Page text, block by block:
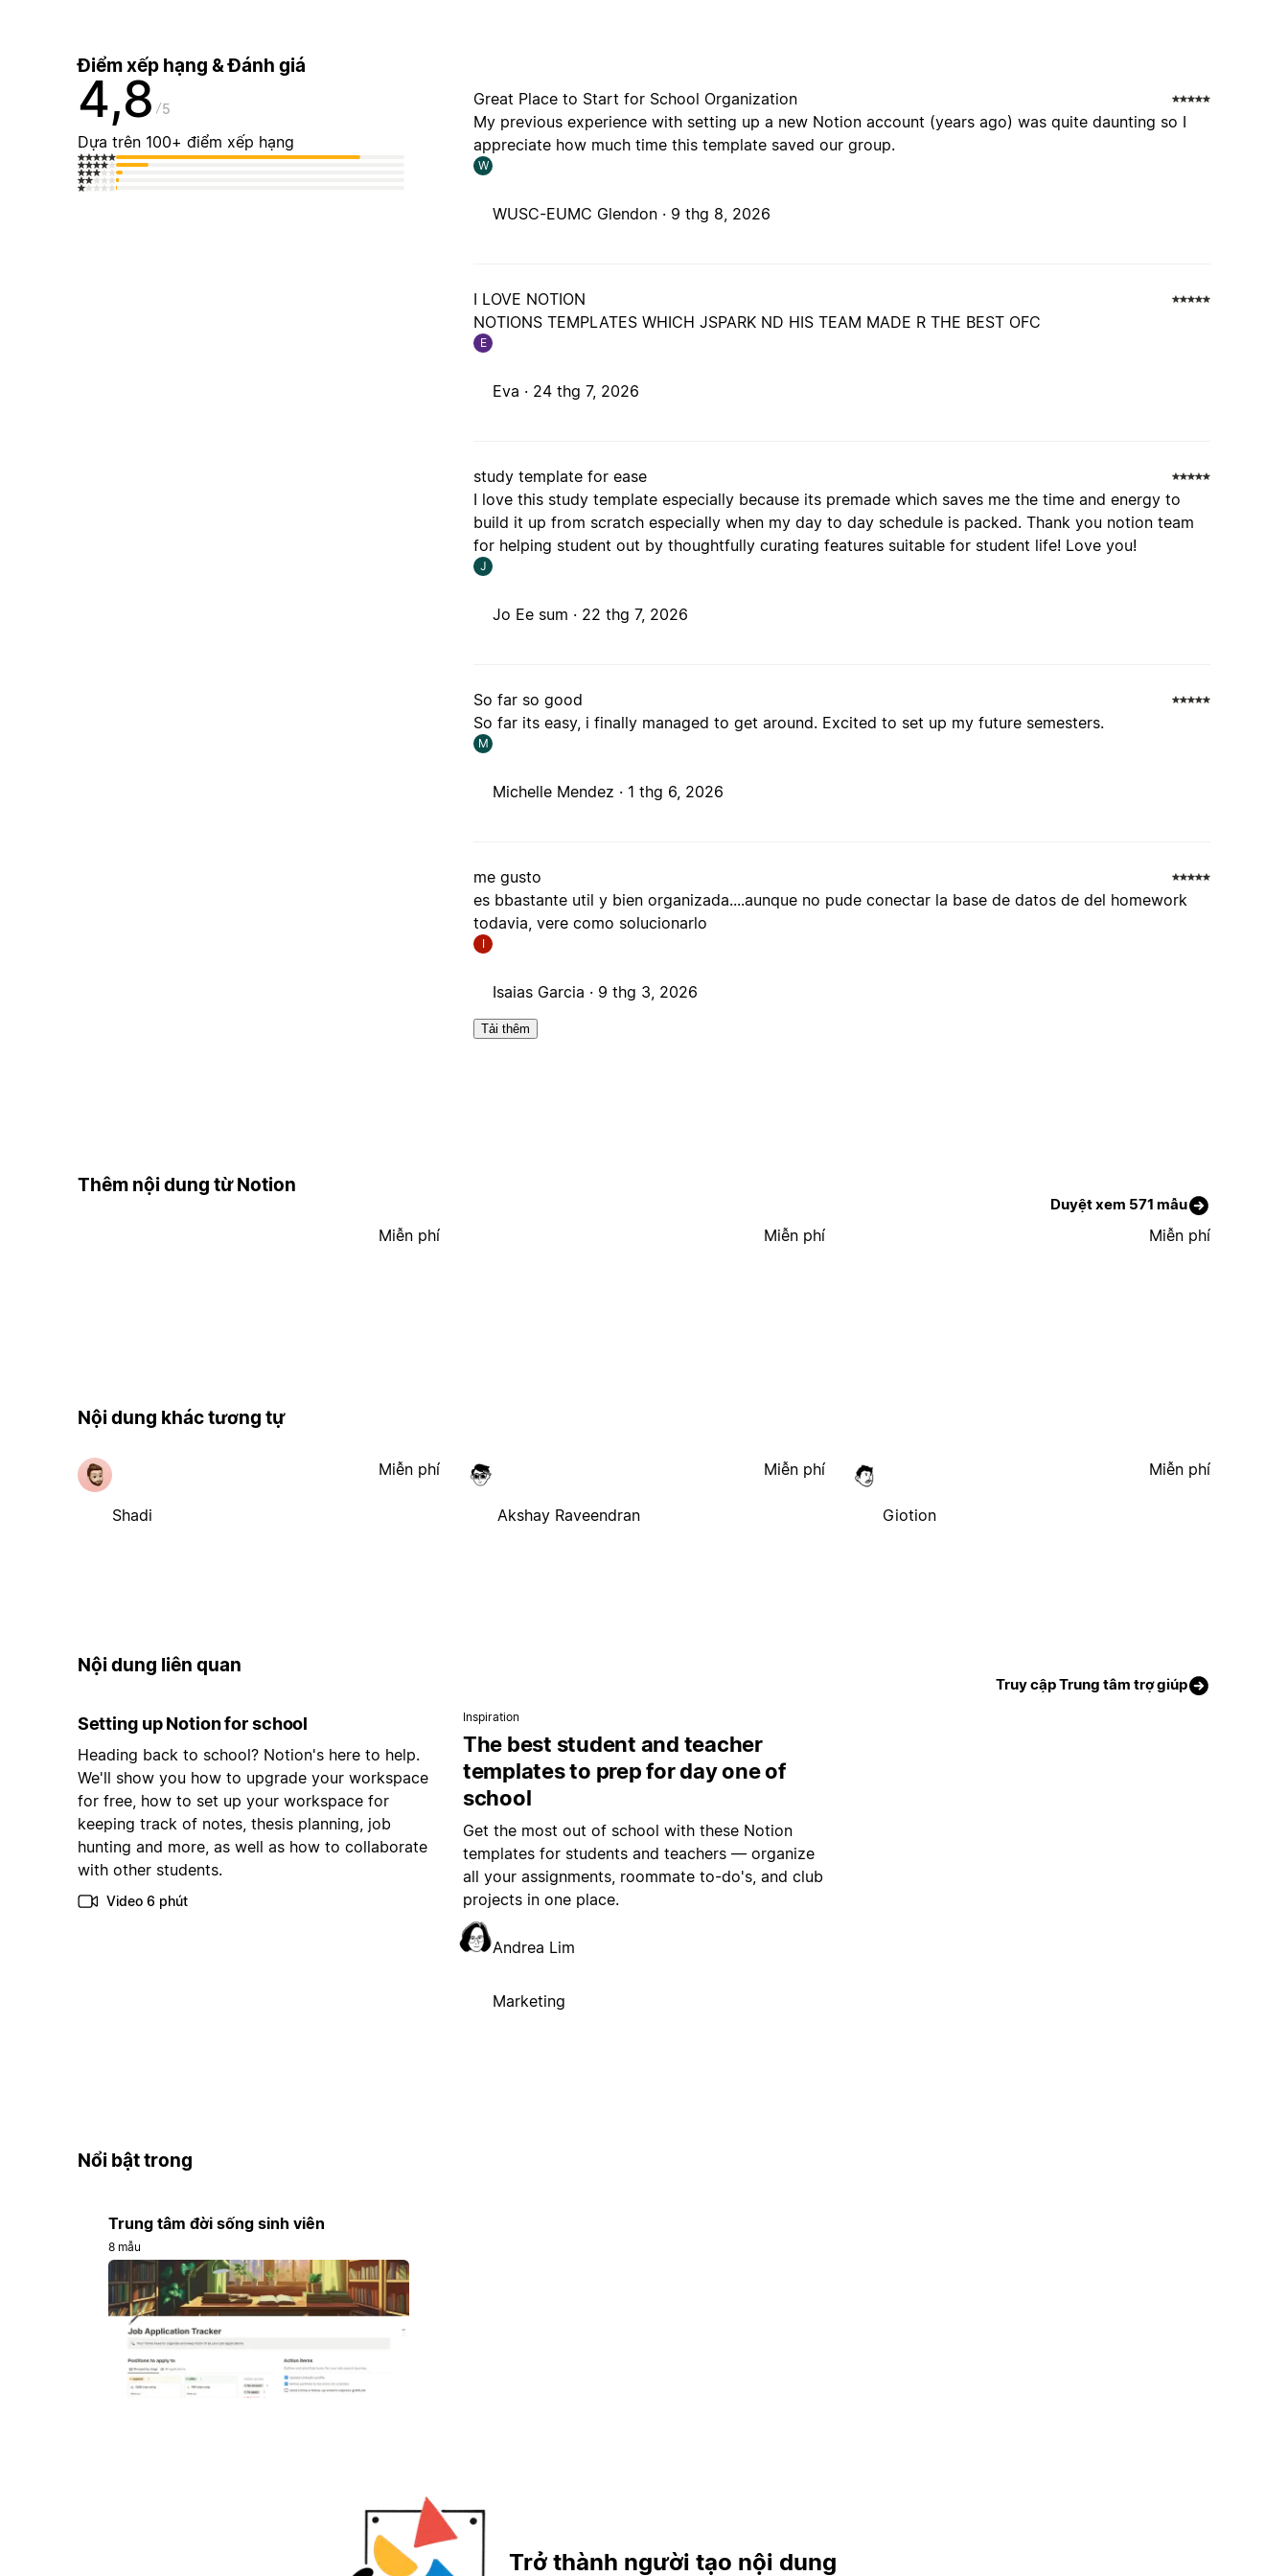
Điểm xếp hạng & Đánh giá
4,8 5
Dựa trên 100+ điểm xếp hạng
Great Place to Start for School Organization
My previous experience with setting up a new Notion account (years ago) was quite daunting so I
appreciate how much time this template saved our group.
W
WUSC-EUMC Glendon · 9 thg 8, 2026
I LOVE NOTION
NOTIONS TEMPLATES WHICH JSPARK ND HIS TEAM MADE R THE BEST OFC
E
Eva · 24 thg 7, 2026
study template for ease
I love this study template especially because its premade which saves me the time and energy to
build it up from scratch especially when my day to day schedule is packed. Thank you notion team
for helping student out by thoughtfully curating features suitable for student life! Love you!
J
Jo Ee sum · 22 thg 7, 2026
So far so good
So far its easy, i finally managed to get around. Excited to set up my future semesters.
M
Michelle Mendez · 1 thg 6, 2026
me gusto
es bbastante util y bien organizada....aunque no pude conectar la base de datos de del homework
todavia, vere como solucionarlo
I
Isaias Garcia · 9 thg 3, 2026
Tải thêm
Thêm nội dung từ Notion
Duyệt xem 571 mẫu
Miễn phí Miễn phí Miễn phí
Nội dung khác tương tự
Shadi
Miễn phí
Akshay Raveendran
Miễn phí
Giotion
Miễn phí
Nội dung liên quan
Truy cập Trung tâm trợ giúp
Setting up Notion for school
Heading back to school? Notion's here to help.
We'll show you how to upgrade your workspace
for free, how to set up your workspace for
keeping track of notes, thesis planning, job
hunting and more, as well as how to collaborate
with other students.
Video 6 phút
Inspiration
The best student and teacher
templates to prep for day one of
school
Get the most out of school with these Notion
templates for students and teachers — organize
all your assignments, roommate to-do's, and club
projects in one place.
Andrea Lim
Marketing
Nổi bật trong
Trung tâm đời sống sinh viên
8 mẫu
Trở thành người tạo nội dung